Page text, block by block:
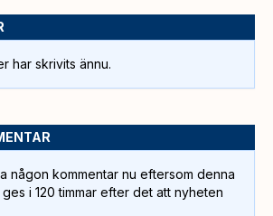
har skrivits ännu.
någon kommentar nu eftersom denna
i 120 timmar efter det att nyheten